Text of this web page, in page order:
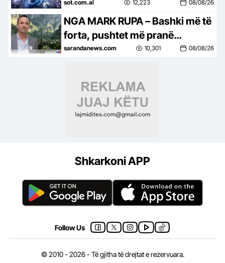
ndryshme dhe atake në mosha
të reja, Alfred Cako sulme të
ashpra…
sot.com.al 12,223 08/08/26
NGA MARK RUPA – Bashki më të
forta, pushtet më pranë
qytetarit…
sarandanews.com 10,301 08/08/26
Shkarkoni APP
Follow Us
© 2010 - 2026 - Të gjitha të drejtat e rezervuara.